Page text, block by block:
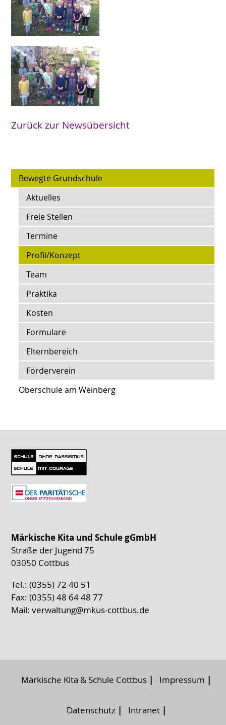
Zurück zur Newsübersicht
Bewegte Grundschule
Aktuelles
Freie Stellen
Termine
Profil/Konzept
Team
Praktika
Kosten
Formulare
Elternbereich
Förderverein
Oberschule am Weinberg
Märkische Kita und Schule gGmbH
Straße der Jugend 75
03050 Cottbus
Tel.: (0355) 72 40 51
Fax: (0355) 48 64 48 77
Mail:verwaltung@mkus-cottbus.de
Märkische Kita & Schule Cottbus Impressum
Datenschutz Intranet